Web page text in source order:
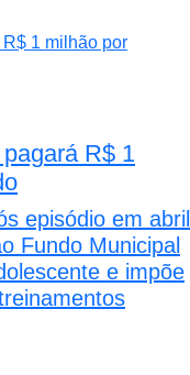
R$ 1
episódio em abril
Fundo Municipal
e impõe